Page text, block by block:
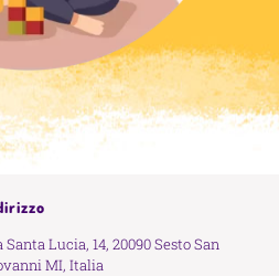
Santa Lucia, 14, 20090 Sesto San
MI, Italia